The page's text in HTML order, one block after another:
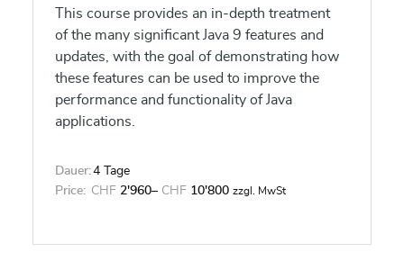
This course provides an in-depth treatment
of the many significant Java 9 features and
updates, with the goal of demonstrating how
these features can be used to improve the
performance and functionality of Java
applications.
Dauer:4 Tage
Price: CHF 2'960– CHF 10'800 zzgl. MwSt